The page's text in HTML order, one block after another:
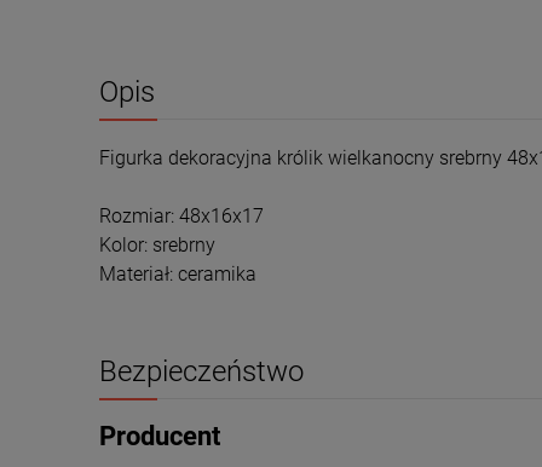
Opis
Figurka dekoracyjna królik wielkanocny srebrny
Rozmiar: 48x16x17
Kolor: srebrny
Materiał: ceramika
Bezpieczeństwo
Producent